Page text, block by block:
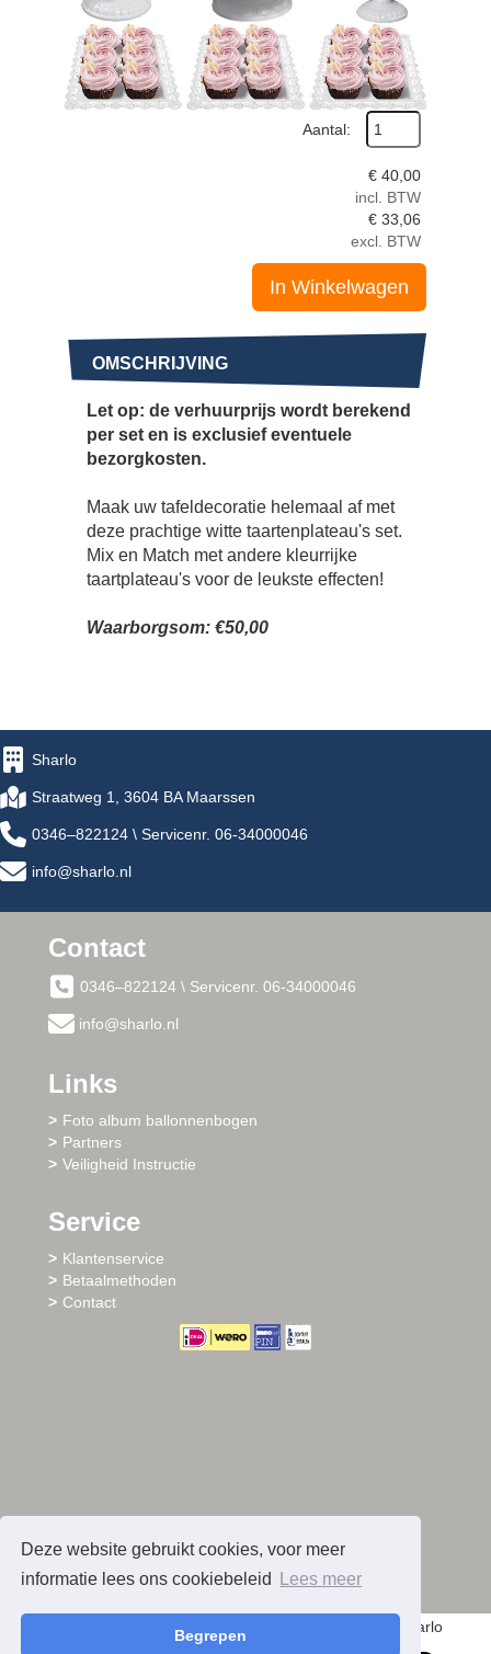
Deze website gebruikt cookies, voor meer
informatie lees ons cookiebeleid
Lees meer
Begrepen
Aantal:
€ 40,00
incl. BTW
€ 33,06
excl. BTW
In Winkelwagen
OMSCHRIJVING
Let op: de verhuurprijs wordt berekend
per set en is exclusief eventuele
bezorgkosten.
Maak uw tafeldecoratie helemaal af met
deze prachtige witte taartenplateau's set.
Mix en Match met andere kleurrijke
taartplateau's voor de leukste effecten!
Waarborgsom: €50,00
Sharlo
Straatweg 1, 3604 BA Maarssen
0346–822124 \ Servicenr. 06-34000046
info@sharlo.nl
Contact
0346–822124 \ Servicenr. 06-34000046
info@sharlo.nl
Links
Foto album ballonnenbogen
Partners
Veiligheid Instructie
Service
Klantenservice
Betaalmethoden
Contact
© 2026 - Sharlo